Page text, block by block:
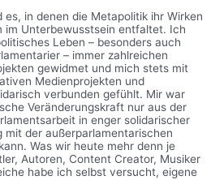
es, in denen die Metapolitik ihr Wirken
im Unterbewusstsein entfaltet. Ich
Leben – besonders auch
– immer zahlreichen
gewidmet und mich stets mit
Medienprojekten und
verbunden gefühlt. Mir war
Veränderungskraft nur aus der
in enger solidarischer
mit der außerparlamentarischen
Was wir heute mehr denn je
Autoren, Content Creator, Musiker
habe ich selbst versucht, eigene